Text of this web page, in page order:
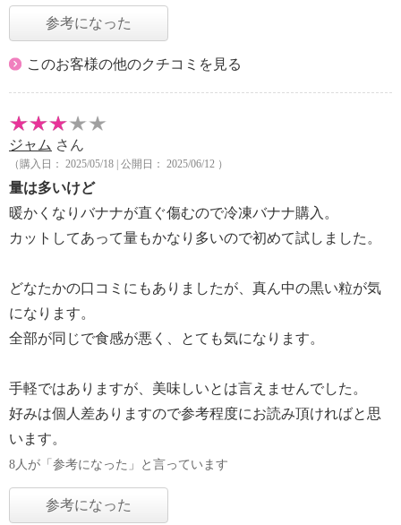
参考になった
このお客様の他のクチコミを見る
ジャム さん
（購入日： 2025/05/18 | 公開日： 2025/06/12 ）
量は多いけど
暖かくなりバナナが直ぐ傷むので冷凍バナナ購入。
カットしてあって量もかなり多いので初めて試しました。
どなたかの口コミにもありましたが、真ん中の黒い粒が気
になります。
全部が同じで食感が悪く、とても気になります。
手軽ではありますが、美味しいとは言えませんでした。
好みは個人差ありますので参考程度にお読み頂ければと思
います。
8人が「参考になった」と言っています
参考になった